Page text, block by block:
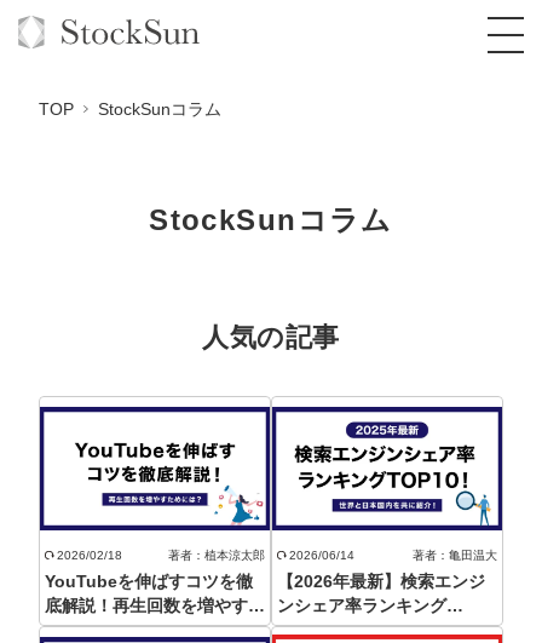
オーダーメイド支援
社内コンペ
クレーム窓口
定額制Webマーケティング代行『マキトルく
定額制営業代行『カリトルくん』
定額制採用代行・RPO『トルトルくん』
営業改善特化の動画制作『動画でカリトルく
ん』
定額LINE運用代行『LINEマキトルくん』
拡散付1日密着動画制作『まるごと社長』
1本無料で記事を制作『SEOトライアル』
定額制LP制作・改善『最強LP』
採用YouTubeチャンネル構築『トリトル』
お役立ち資料
道場TOP
動画編集
エンジニア
広告運用
年収エージェント
会社概要・役員紹介
TOP StockSunコラム
StockSunコラム
人気の記事
2026/02/18 著者：植本涼太郎
YouTubeを伸ばすコツを徹
底解説！再生回数を増やすた
めには？
2026/06/14 著者：亀田温大
【2026年最新】検索エンジ
ンシェア率ランキング
TOP10！世界と日本国内を